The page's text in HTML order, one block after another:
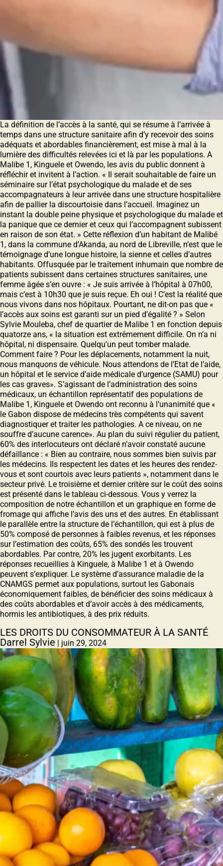
La définition de l’accès à la santé, qui se résume à l’arrivée à
temps dans une structure sanitaire afin d’y recevoir des soins
adéquats et abordables financièrement, est mise à mal à la
lumière des difficultés relevées ici et là par les populations. A
Malibe 1, Kinguele et Owendo, les avis du public donnent à
réfléchir et invitent à l’action. « Il serait souhaitable de faire un
séminaire sur l’état psychologique du malade et de ses
accompagnateurs à leur arrivée dans une structure hospitalière
afin de pallier la discourtoisie dans l’accueil. Imaginez un
instant la double peine physique et psychologique du malade et
la panique que ce dernier et ceux qui l’accompagnent subissent
en raison de son état. » Cette réflexion d’un habitant de Malibé
1, dans la commune d’Akanda, au nord de Libreville, n’est que le
témoignage d’une longue histoire, la sienne et celles d’autres
habitants. Offusquée par le traitement inhumain que nombre de
patients subissent dans certaines structures sanitaires, une
femme âgée s’en ouvre : « Je suis arrivée à l’hôpital à 07h00,
mais c’est à 10h30 que je suis reçue. Eh oui ! C’est la réalité que
nous vivons dans nos hôpitaux. Pourtant, ne dit-on pas que «
l’accès aux soins est garanti sur un pied d’égalité ? » Selon
Sylvie Mouleba, chef de quartier de Malibe 1 en fonction depuis
quatorze ans, « la situation est extrêmement difficile. On n’a ni
hôpital, ni dispensaire. Quelqu’un peut tomber malade.
Comment faire ? Pour les déplacements, notamment la nuit,
nous manquons de véhicule. Nous attendons de l’Etat de l’aide,
un hôpital et le service d’aide médicale d’urgence (SAMU) pour
les cas graves». S’agissant de l’administration des soins
médicaux, un échantillon représentatif des populations de
Malibe 1, Kinguele et Owendo ont reconnu à l’unanimité que «
le Gabon dispose de médecins très compétents qui savent
diagnostiquer et traiter les pathologies. A ce niveau, on ne
souffre d’aucune carence». Au plan du suivi régulier du patient,
60% des interlocuteurs ont déclaré n’avoir constaté aucune
défaillance : « Bien au contraire, nous sommes bien suivis par
les médecins. Ils respectent les dates et les heures des rendez-
vous et sont courtois avec leurs patients », notamment dans le
secteur privé. Le troisième et dernier critère sur le coût des soins
est présenté dans le tableau ci-dessous. Vous y verrez la
composition de notre échantillon et un graphique en forme de
fromage qui affiche l’avis des uns et des autres. En établissant
le parallèle entre la structure de l’échantillon, qui est à plus de
50% composé de personnes à faibles revenus, et les réponses
sur l’estimation des coûts, 65% des sondés les trouvent
abordables. Par contre, 20% les jugent exorbitants. Les
réponses recueillies à Kinguele, à Malibe 1 et à Owendo
peuvent s’expliquer. Le système d’assurance maladie de la
CNAMGS permet aux populations, surtout les Gabonais
économiquement faibles, de bénéficier des soins médicaux à
des coûts abordables et d’avoir accès à des médicaments,
hormis les antibiotiques, à des prix réduits.
LES DROITS DU CONSOMMATEUR À LA SANTÉ
Darrel Sylvie
juin 29, 2024